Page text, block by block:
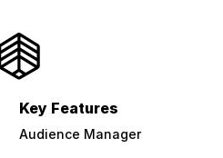
Key Features
Audience Manager